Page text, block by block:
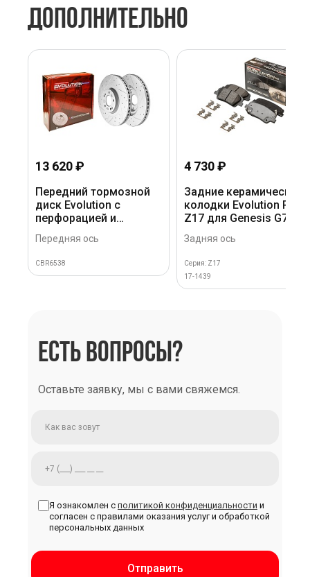
ДОПОЛНИТЕЛЬНО
13 620 ₽
Передний тормозной
диск Evolution с
перфорацией и
насечками в покрытии
GEOMET для Hyundai
Palisade 2018+, Kia
Передняя ось
CBR6538
4 730 ₽
Задние керамические
колодки Evolution PLUS
Z17 для Genesis G70,
Hyundai Santa Fe III, Kia
Sorento I, II, Stinger
Задняя ось
Серия: Z17
17-1439
ЕСТЬ ВОПРОСЫ?
Оставьте заявку, мы с вами свяжемся.
Отправить
Я ознакомлен с политикой конфиденциальности и
согласен с правилами оказания услуг и обработкой
персональных данных